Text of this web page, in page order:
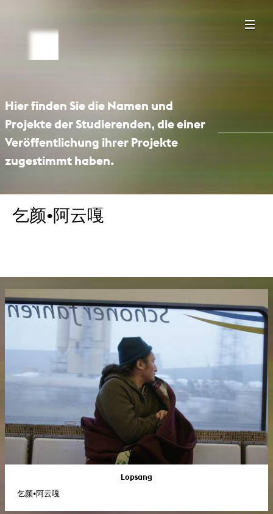
Hier finden Sie die Namen und
Projekte der Studierenden, die einer
Veröffentlichung ihrer Projekte
zugestimmt haben.
乞颜•阿云嘎
Lopsang
乞颜•阿云嘎